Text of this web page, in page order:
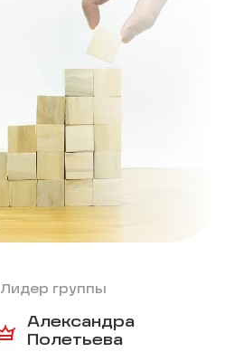
Лидер группы
Александра
Полетьева